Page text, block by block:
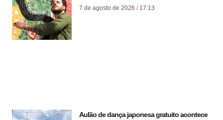
7 de agosto de 2026 17:13
Aulão de dança japonesa gratuito acontece